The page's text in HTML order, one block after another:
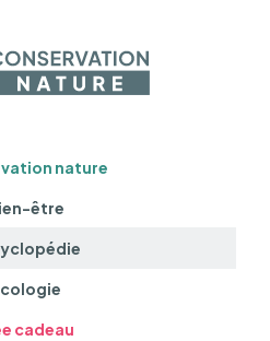
nature
être
cadeau